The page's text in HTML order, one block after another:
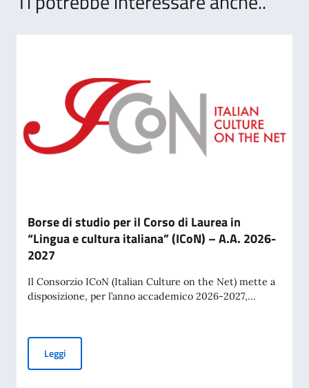
Borse di studio per il Corso di Laurea in
“Lingua e cultura italiana” (ICoN) – A.A. 2026-
2027
Il Consorzio ICoN (Italian Culture on the Net) mette a
disposizione, per l’anno accademico 2026-2027,...
LeggiBorse di studio per il Corso di Laurea in “Lingua e cultura